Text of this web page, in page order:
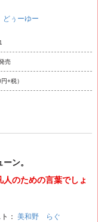
どぅーゆー
売
+税）
ン。
人のための言葉でしょ
： 美和野 らぐ